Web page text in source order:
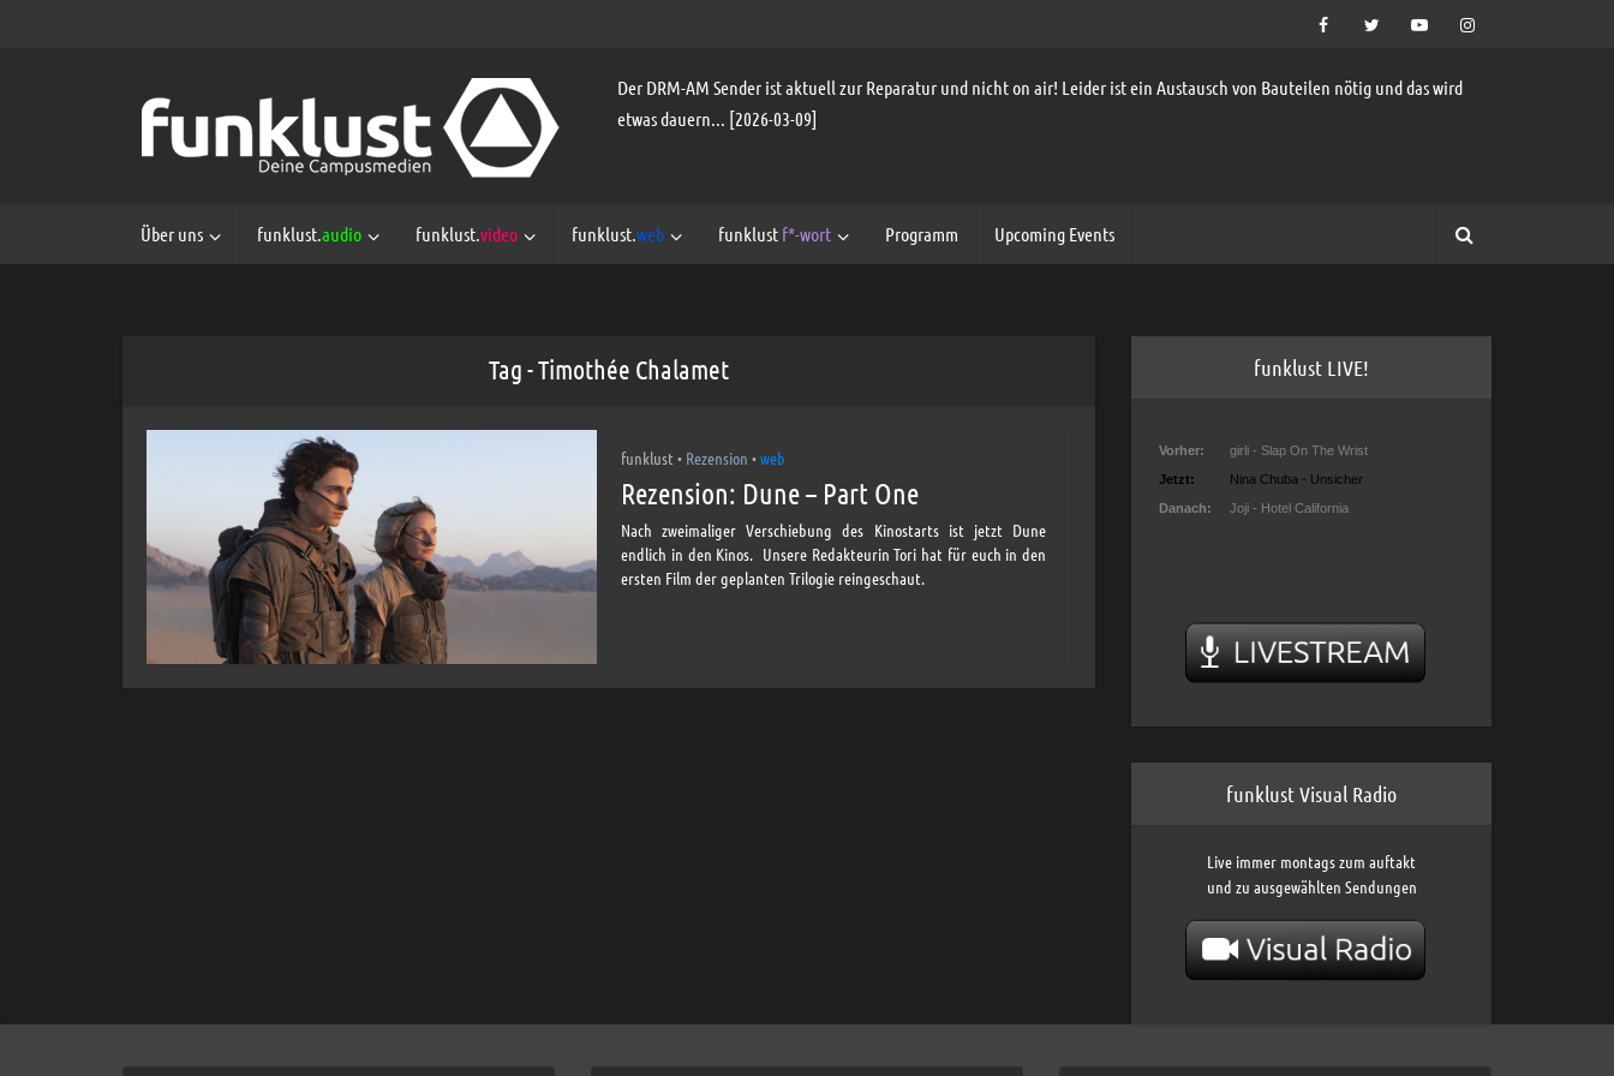
Der DRM-AM Sender ist aktuell zur Reparatur und nicht on air! Leider ist ein Austausch von Bauteilen nötig und das wird
etwas dauern... [2026-03-09]
Über uns funklust.audio funklust.video funklust.web funklust f*-wort Programm Upcoming Events
Tag - Timothée Chalamet
funklust • Rezension •web
Rezension: Dune – Part One
Nach zweimaliger Verschiebung des Kinostarts ist jetzt Dune
endlich in den Kinos. Unsere Redakteurin Tori hat für euch in den
ersten Film der geplanten Trilogie reingeschaut.
funklust LIVE!
funklust Visual Radio
Live immer montags zum auftakt
und zu ausgewählten Sendungen